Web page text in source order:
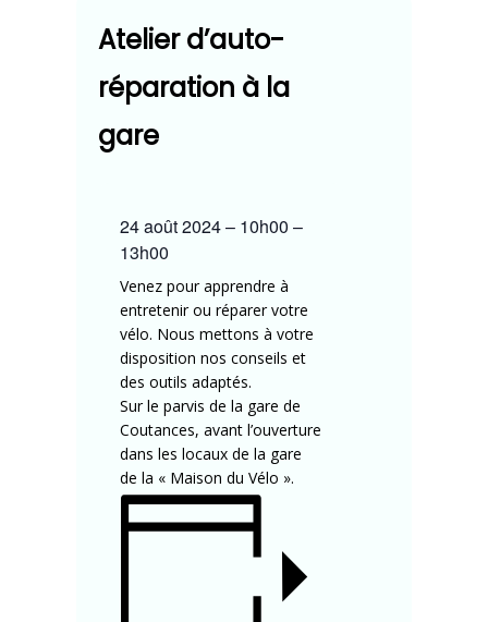
Atelier d’auto-
réparation à la
gare
24 août 2024– 10h00 –
13h00
Venez pour apprendre à
entretenir ou réparer votre
vélo. Nous mettons à votre
disposition nos conseils et
des outils adaptés.
Sur le parvis de la gare de
Coutances, avant l’ouverture
dans les locaux de la gare
de la « Maison du Vélo ».